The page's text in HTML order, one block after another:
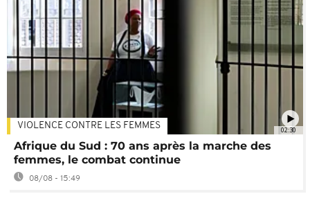
02:30
VIOLENCE CONTRE LES FEMMES
Afrique du Sud : 70 ans après la marche des
femmes, le combat continue
08/08 - 15:49